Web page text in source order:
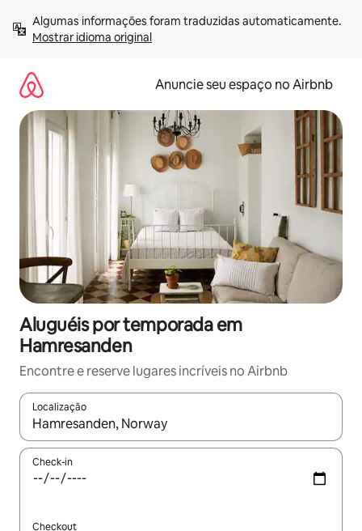
para
Mostrar idioma original
Anuncie seu espaço no Airbnb
Aluguéis por temporada em
Hamresanden
Encontre e reserve lugares incríveis no Airbnb
Localização
Quando os resultados estiverem disponíveis, explore-os
Check-in
Checkout